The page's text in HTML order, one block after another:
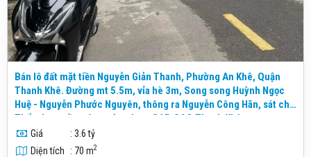
Bán lô đất mặt tiền Nguyễn Giản Thanh, Phường An Khê, Quận
Thanh Khê. Đường mt 5.5m, vỉa hè 3m, Song song Huỳnh Ngọc
Huệ - Nguyễn Phước Nguyên, thông ra Nguyễn Công Hãn, sát chợ
Thẩm Len, gần các trường học, CAP, CAQ Thanh Khê
Giá
: 3.6 tỷ
Diện tích
: 70 m2